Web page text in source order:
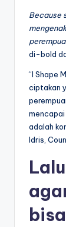
Because
di-bold
“I Shape
ciptakan
adalah
Idris,